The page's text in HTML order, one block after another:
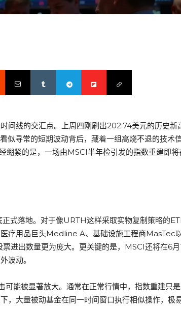
线的交汇点。上周四刚刷出202.74美元的历史新
似寻常的短期波动背后，藏着一组高烧不退的技
绷紧的是，一场由MSCI半年检引发的指数重建即
式落地。对于像URTH这样采取实物复制策略的
疗用品巨头Medline A、基础设施工程商MasTec
出数量更为庞大。更关键的是，MSCI还将在6月
波动。
能被显著放大。通常在正常行情中，指数重建只
，大量被动基金在同一时间窗口执行相似操作，极